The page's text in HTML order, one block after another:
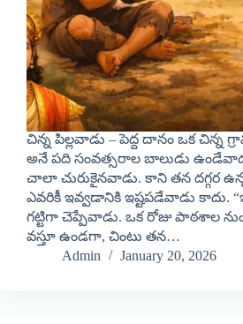
చిన్న పిల్లవాడు – పెద్ద దానం ఒక చిన్న
అనే పది సంవత్సరాల బాలుడు
చాలా చురుకైనవాడు. కాని తన దగ్గర ఉన్న
ఎవరికీ ఇవ్వడానికి ఇష్టపడేవాడు కాదు.
గట్టిగా చెప్పేవాడు. ఒక రోజు పాఠశాల
వస్తూ ఉండగా, చింటు తన…
Admin
January 20, 2026